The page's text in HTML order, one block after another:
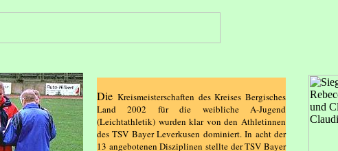
Die Kreismeisterschaften des Kreises Bergisches
Land 2002 für die weibliche A-Jugend
(Leichtathletik) wurden klar von den Athletinnen
des TSV Bayer Leverkusen dominiert. In acht der
13 angebotenen Disziplinen stellte der TSV Bayer